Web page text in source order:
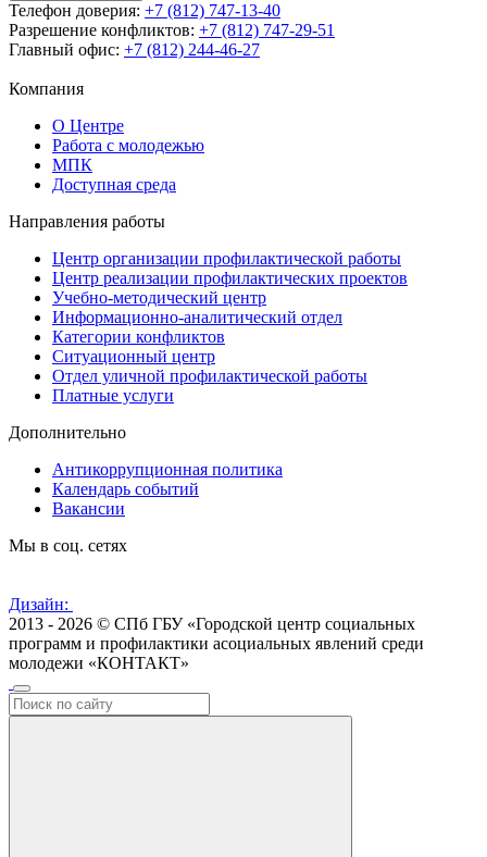
Телефон доверия: +7 (812) 747-13-40
Разрешение конфликтов: +7 (812) 747-29-51
Главный офис: +7 (812) 244-46-27
Компания
О Центре
Работа с молодежью
МПК
Доступная среда
Направления работы
Центр организации профилактической работы
Центр реализации профилактических проектов
Учебно-методический центр
Информационно-аналитический отдел
Категории конфликтов
Ситуационный центр
Отдел уличной профилактической работы
Платные услуги
Дополнительно
Антикоррупционная политика
Календарь событий
Вакансии
Мы в соц. сетях
Дизайн:
2013 - 2026 © СПб ГБУ «Городской центр социальных
программ и профилактики асоциальных явлений среди
молодежи «КОНТАКТ»